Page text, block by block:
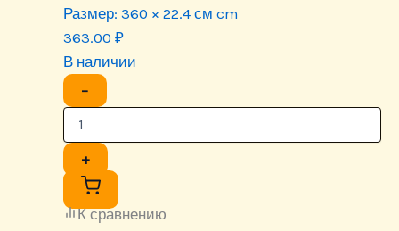
Размер: 360 × 22.4 см cm
363.00 ₽
В наличии
−
+
К сравнению